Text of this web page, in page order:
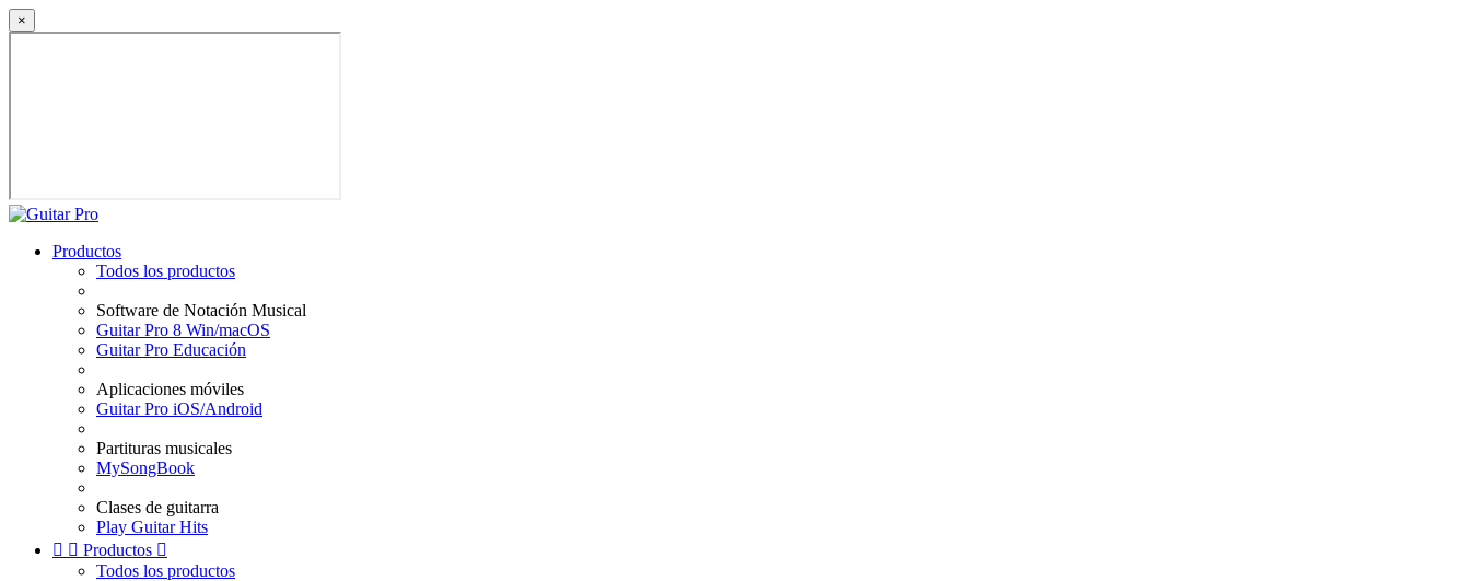
×
Productos
Todos los productos
Software de Notación Musical
Guitar Pro 8 Win/macOS
Guitar Pro Educación
Aplicaciones móviles
Guitar Pro iOS/Android
Partituras musicales
MySongBook
Clases de guitarra
Play Guitar Hits
  Productos 
Todos los productos